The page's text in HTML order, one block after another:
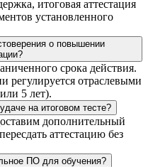
итоговая аттестация
установленного
о повышении
срока действия.
регулируется отраслевыми
5 лет).
на итоговом тесте?
дополнительный
аттестацию без
ПО для обучения?